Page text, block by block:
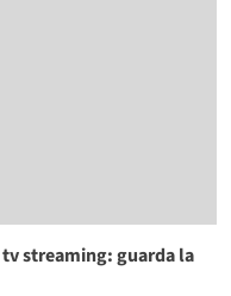
streaming: guarda la